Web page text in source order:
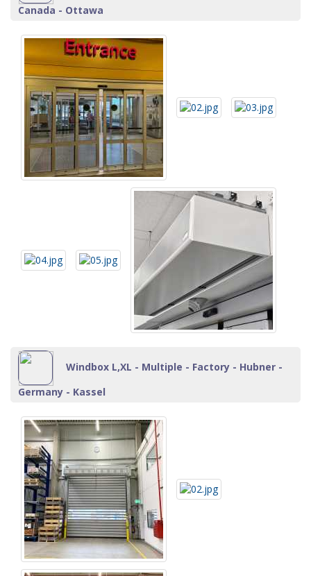
Canada - Ottawa
Windbox L,XL - Multiple - Factory - Hubner -
Germany - Kassel